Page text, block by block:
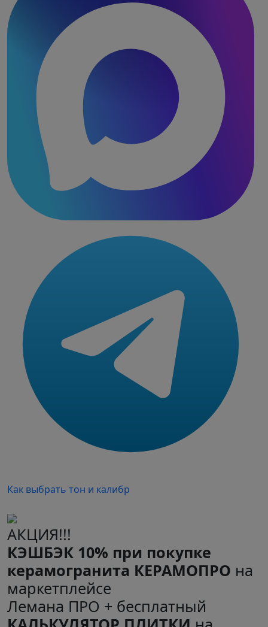
Как выбрать тон и калибр
АКЦИЯ!!!
КЭШБЭК 10% при покупке
керамогранита КЕРАМОПРО на
маркетплейсе
Лемана ПРО + бесплатный